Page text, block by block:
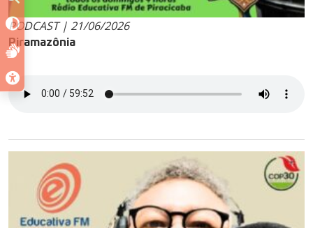
PODCAST | 21/06/2026
Piramazônia